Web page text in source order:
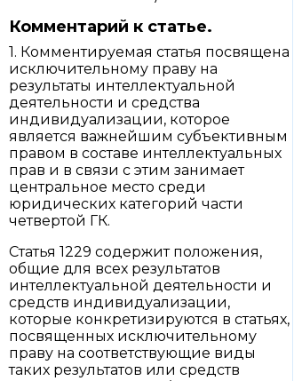
Комментарий к статье.
1. Комментируемая статья посвящена
исключительному праву на
результаты интеллектуальной
деятельности и средства
индивидуализации, которое
является важнейшим субъективным
правом в составе интеллектуальных
прав и в связи с этим занимает
центральное место среди
юридических категорий части
четвертой ГК.
Статья 1229 содержит положения,
общие для всех результатов
интеллектуальной деятельности и
средств индивидуализации,
которые конкретизируются в статьях,
посвященных исключительному
праву на соответствующие виды
таких результатов или средств